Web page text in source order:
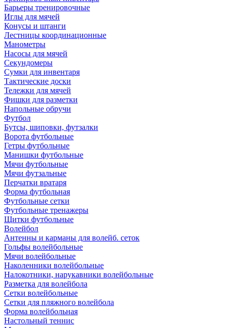
Барьеры тренировочные
Иглы для мячей
Конусы и штанги
Лестницы координационные
Манометры
Насосы для мячей
Секундомеры
Сумки для инвентаря
Тактические доски
Тележки для мячей
Фишки для разметки
Напольные обручи
Футбол
Бутсы, шиповки, футзалки
Ворота футбольные
Гетры футбольные
Манишки футбольные
Мячи футбольные
Мячи футзальные
Перчатки вратаря
Форма футбольная
Футбольные сетки
Футбольные тренажеры
Щитки футбольные
Волейбол
Антенны и карманы для волейб. сеток
Гольфы волейбольные
Мячи волейбольные
Наколенники волейбольные
Налокотники, нарукавники волейбольные
Разметка для волейбола
Сетки волейбольные
Сетки для пляжного волейбола
Форма волейбольная
Настольный теннис